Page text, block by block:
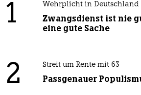
1 Wehrplicht in Deutschland
Zwangsdienst ist nie
eine gute Sache
2 Streit um Rente mit 63
Passgenauer